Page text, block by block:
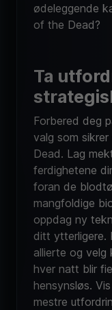
ødeleggende
of the Dead?
Ta
Forbered deg
valg som
Dead. Lag
ferdighetene
foran de
mangfoldige
oppdag ny
ditt ytterligere.
allierte og velg
hver natt blir
hensynsløs.
mestre